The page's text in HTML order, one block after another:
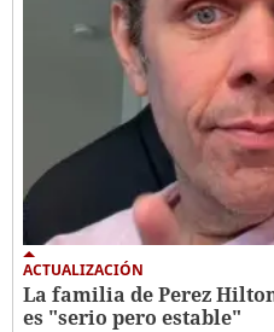
ACTUALIZACIÓN
La familia de Perez
es "serio pero estable"